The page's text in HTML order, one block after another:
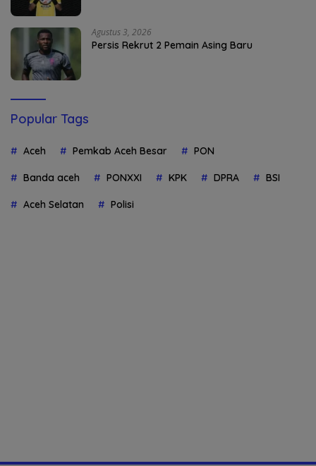
Agustus 3, 2026
Persis Rekrut 2 Pemain Asing Baru
Popular Tags
Aceh Pemkab Aceh Besar PON
Banda aceh PONXXI KPK DPRA BSI
Aceh Selatan Polisi